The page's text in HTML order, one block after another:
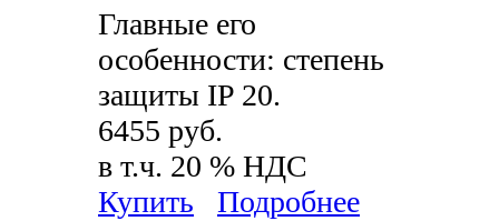
Главные его
особенности: степень
защиты IP 20.
6455 руб.
в т.ч. 20 % НДС
Купить
Подробнее